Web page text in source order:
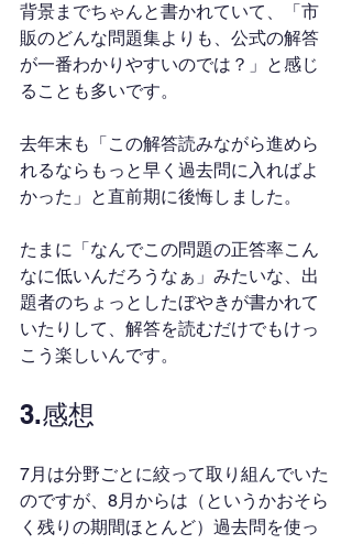
背景までちゃんと書かれていて、「市
販のどんな問題集よりも、公式の解答
が一番わかりやすいのでは？」と感じ
ることも多いです。
去年末も「この解答読みながら進めら
れるならもっと早く過去問に入ればよ
かった」と直前期に後悔しました。
たまに「なんでこの問題の正答率こん
なに低いんだろうなぁ」みたいな、出
題者のちょっとしたぼやきが書かれて
いたりして、解答を読むだけでもけっ
こう楽しいんです。
3.感想
7月は分野ごとに絞って取り組んでいた
のですが、8月からは（というかおそら
く残りの期間ほとんど）過去問を使っ